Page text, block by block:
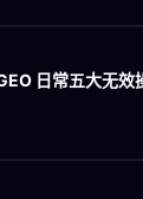
日常五大无效